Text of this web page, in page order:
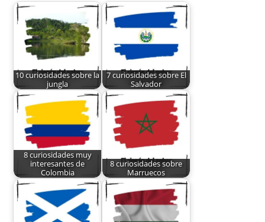
10 curiosidades sobre la
jungla
7 curiosidades sobre El
Salvador
8 curiosidades muy
interesantes de
Colombia
8 curiosidades sobre
Marruecos